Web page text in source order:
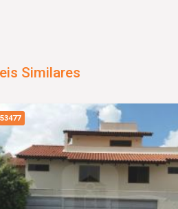
Similares
53477